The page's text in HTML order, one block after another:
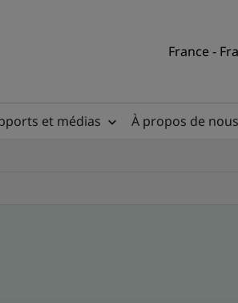
France -
et médias
À propos de nous